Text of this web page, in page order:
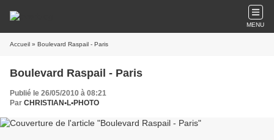
MENU
Accueil » Boulevard Raspail - Paris
Boulevard Raspail - Paris
Publié le 26/05/2010 à 08:21
Par CHRISTIAN•L•PHOTO